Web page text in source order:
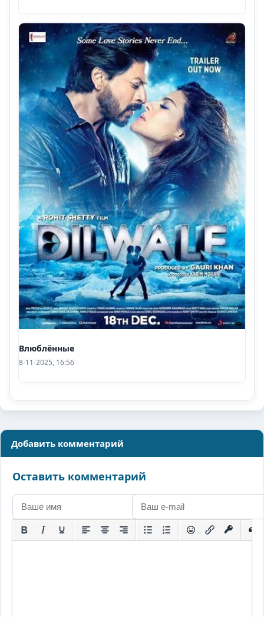
Влюблённые
8-11-2025, 16:56
Добавить комментарий
Оставить комментарий